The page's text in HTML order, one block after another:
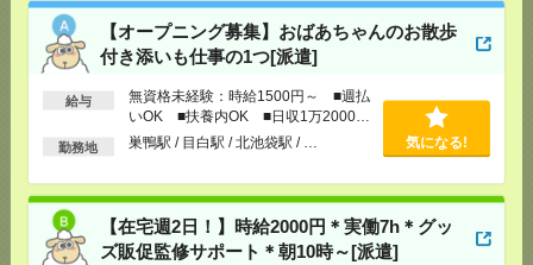
【オープニング募集】おばあちゃんのお散歩
付き添いも仕事の1つ[派遣]
給与
無資格未経験：時給1500円～ ■週払
いOK ■扶養内OK ■日収1万2000円
以上
勤務地 巣鴨駅 / 目白駅 / 北池袋駅 / … 気になる!
【在宅週2日！】時給2000円＊実働7h＊グッ
ズ販促監修サポート＊朝10時～[派遣]
【在宅週2日！】時給2000円＊実働7h＊グッズ販促監
修サポート＊朝10時～[派遣]
[交通費]全額支給
25～30万円
[勤務地] 有楽町駅から徒歩5分
気になる！
【在宅勤務OK】時給3400円！残業ほぼなし▼化粧品
メーカーで経理事務[派遣]